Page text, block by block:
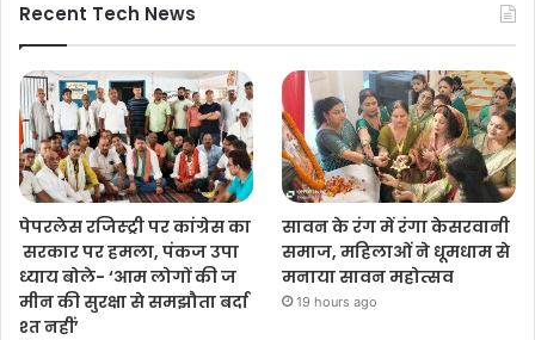
Recent Tech News
पेपरलेस रजिस्ट्री पर कांग्रेस का
सरकार पर हमला, पंकज उपा
ध्याय बोले- ‘आम लोगों की ज
मीन की सुरक्षा से समझौता बर्दा
श्त नहीं’
सावन के रंग में रंगा केसरवानी
समाज, महिलाओं ने धूमधाम से
मनाया सावन महोत्सव
19 hours ago